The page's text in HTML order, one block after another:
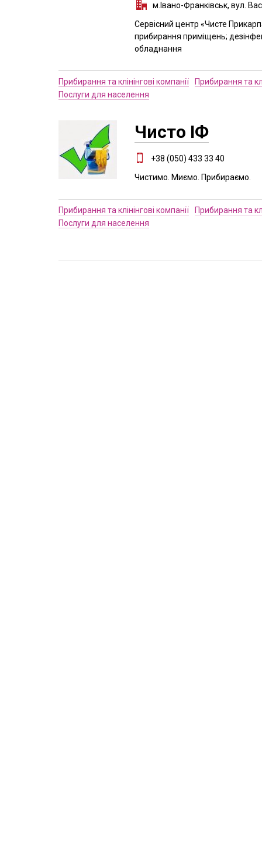
м.Івано-Франківськ, вул.
Сервісний центр «Чисте
прибирання приміщень;
обладнання
Прибирання та клінінгові компанії
Прибирання та
Послуги для населення
Чисто ІФ
+38 (050) 433 33 40
Чистимо. Миємо. Прибираємо.
Прибирання та клінінгові компанії
Прибирання та
Послуги для населення